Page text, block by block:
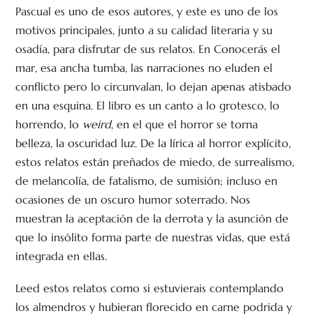
Pascual es uno de esos autores, y este es uno de los
motivos principales, junto a su calidad literaria y su
osadía, para disfrutar de sus relatos. En Conocerás el
mar, esa ancha tumba, las narraciones no eluden el
conflicto pero lo circunvalan, lo dejan apenas atisbado
en una esquina. El libro es un canto a lo grotesco, lo
horrendo, lo weird, en el que el horror se torna
belleza, la oscuridad luz. De la lírica al horror explícito,
estos relatos están preñados de miedo, de surrealismo,
de melancolía, de fatalismo, de sumisión; incluso en
ocasiones de un oscuro humor soterrado. Nos
muestran la aceptación de la derrota y la asunción de
que lo insólito forma parte de nuestras vidas, que está
integrada en ellas.
Leed estos relatos como si estuvierais contemplando
los almendros y hubieran florecido en carne podrida y